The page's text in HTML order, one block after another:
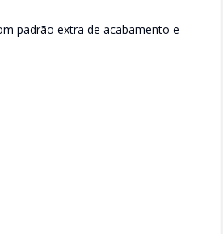
padrão extra de acabamento e